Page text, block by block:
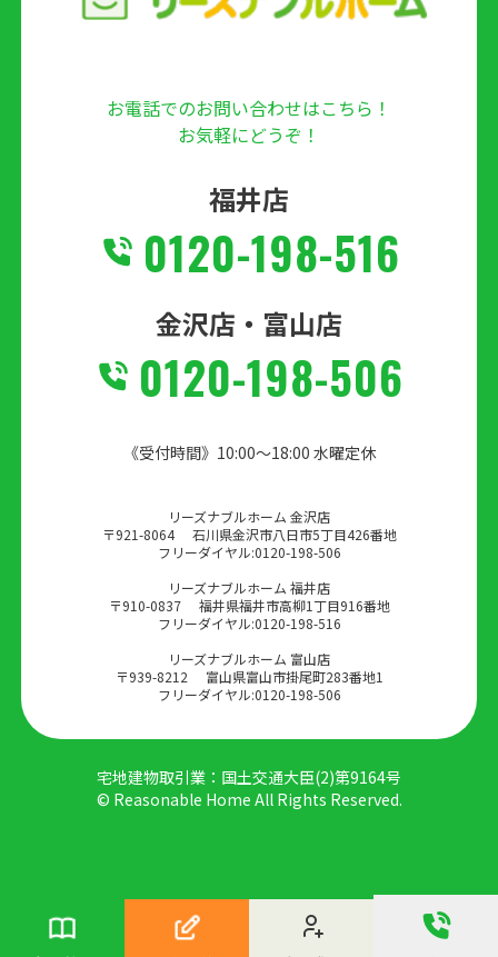
お電話でのお問い合わせはこちら！
お気軽にどうぞ！
福井店
0120-198-516
金沢店・富山店
0120-198-506
《受付時間》10:00～18:00 水曜定休
リーズナブルホーム 金沢店
〒921-8064
石川県金沢市八日市5丁目426番地
フリーダイヤル:0120-198-506
リーズナブルホーム 福井店
〒910-0837
福井県福井市高柳1丁目916番地
フリーダイヤル:0120-198-516
リーズナブルホーム 富山店
〒939-8212
富山県富山市掛尾町283番地1
フリーダイヤル:0120-198-506
宅地建物取引業：国土交通大臣(2)第9164号
© Reasonable Home All Rights Reserved.